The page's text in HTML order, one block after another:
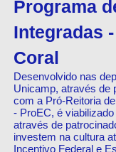
​Programa
Integradas
Coral
Desenvolvido nas
Unicamp, através de
com a Pró-Reitoria
- ProEC, é
através de
investem na cultura
Incentivo Federal e